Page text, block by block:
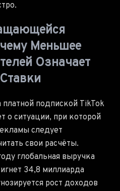
Меньшее
Означает
подпиской TikTok
о ситуации, при которой
следует
свои расчёты.
глобальная выручка
34,8 миллиарда
рост доходов